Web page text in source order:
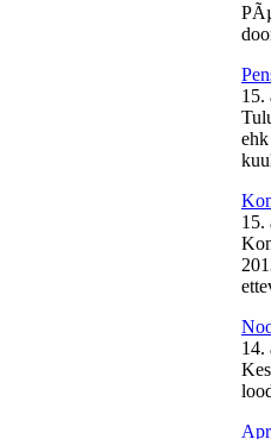
15.
15.
14.